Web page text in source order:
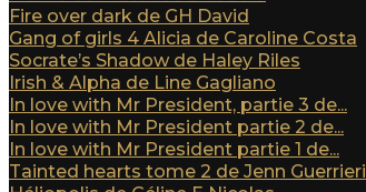
Fire over dark de GH David
Gang of girls 4 Alicia de Caroline Costa
Socrate’s Shadow de Haley Riles
Irish & Alpha de Line Gagliano
In love with Mr President, partie 3 de...
In love with Mr President partie 2 de...
In love with Mr President partie 1 de...
Tainted hearts tome 2 de Jenn Guerrieri